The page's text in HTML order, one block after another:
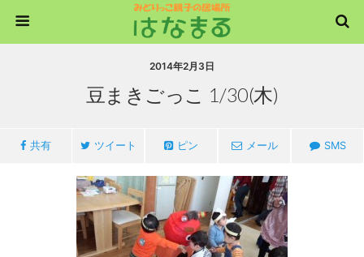
2014年2月3日
豆まきごっこ 1/30(木)
共有 ツイート ピン メール SMS